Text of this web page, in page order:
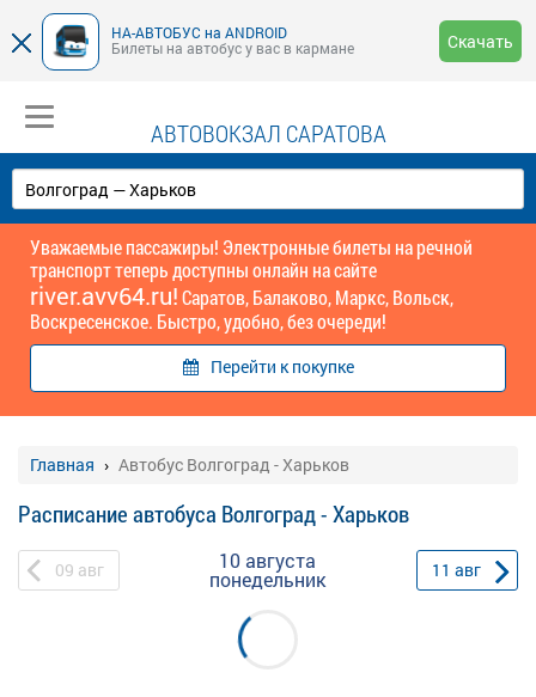
НА-АВТОБУС на ANDROID
Билеты на автобус у вас в кармане
Скачать
АВТОВОКЗАЛ САРАТОВА
Уважаемые пассажиры! Электронные билеты на речной
транспорт теперь доступны онлайн на сайте
river.avv64.ru!Саратов, Балаково, Маркс, Вольск,
Воскресенское. Быстро, удобно, без очереди!
Перейти к покупке
Главная Автобус Волгоград - Харьков
Расписание автобуса Волгоград - Харьков
09 авг 10 августа
понедельник 11 авг